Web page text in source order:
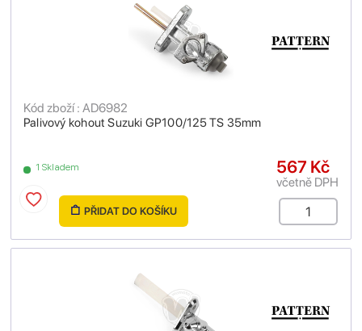
Palivový kohout Suzuki GP100/125 TS 35mm
Kód zboží : AD6982
1 Skladem 567 Kč
včetně DPH
PŘIDAT DO KOŠÍKU